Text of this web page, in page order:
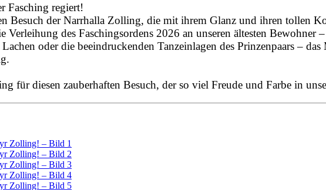
Fasching regiert!
Besuch der Narrhalla Zolling, die mit ihrem Glanz und ihren tollen
des Faschingsordens 2026 an unseren ältesten Bewohner
oder die beeindruckenden Tanzeinlagen des Prinzenpaars –
für diesen zauberhaften Besuch, der so viel Freude und Farbe in